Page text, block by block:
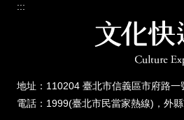
:::
地址：110204 臺北市信義區市府路一
電話：1999(臺北市民當家熱線)，外